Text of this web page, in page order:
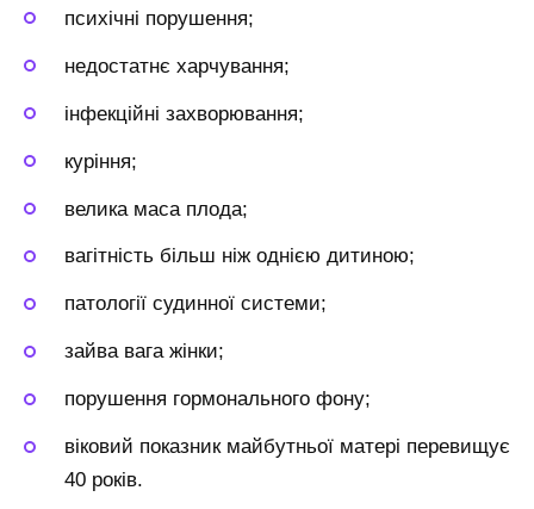
психічні порушення;
недостатнє харчування;
інфекційні захворювання;
куріння;
велика маса плода;
вагітність більш ніж однією дитиною;
патології судинної системи;
зайва вага жінки;
порушення гормонального фону;
віковий показник майбутньої матері перевищує
40 років.